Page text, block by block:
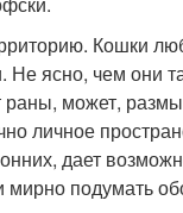
Кошки
Не ясно, чем они
раны, может,
личное
дает
мирно подумать